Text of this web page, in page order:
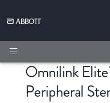
Omnilink Elite
Peripheral